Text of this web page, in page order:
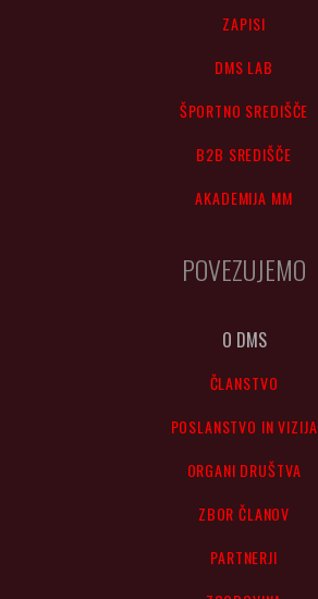
ZAPISI
DMS LAB
ŠPORTNO SREDIŠČE
B2B SREDIŠČE
AKADEMIJA MM
POVEZUJEMO
O DMS
ČLANSTVO
POSLANSTVO IN VIZIJA
ORGANI DRUŠTVA
ZBOR ČLANOV
PARTNERJI